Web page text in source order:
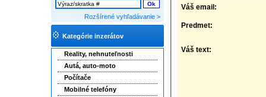
Rozšírené vyhľadávanie >
Kategórie inzerátov
Reality, nehnuteľnosti
Autá, auto-moto
Počítače
Mobilné telefóny
Váš email:
Predmet:
Váš text: